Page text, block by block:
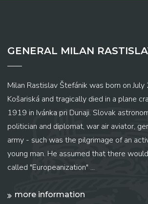
GENERAL MILAN
Milan Rastislav Štefánik was born on
Košariská and tragically died in a plane
1919 in Ivánka pri Dunaji. Slovak
politician and diplomat, war air aviator,
army - such was the pilgrimage of an
young man. He assumed that there
called "Europeanization" ...
more information